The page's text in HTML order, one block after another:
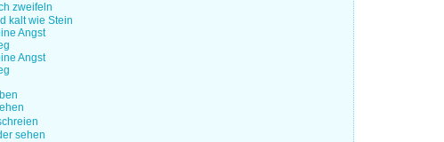
zweifeln
kalt wie Stein
Angst
Angst
sehen